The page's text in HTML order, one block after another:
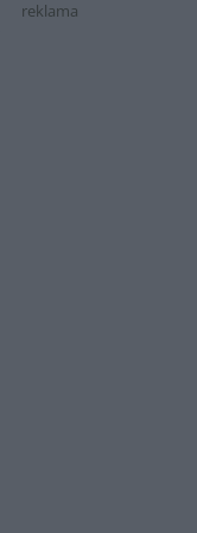
reklama